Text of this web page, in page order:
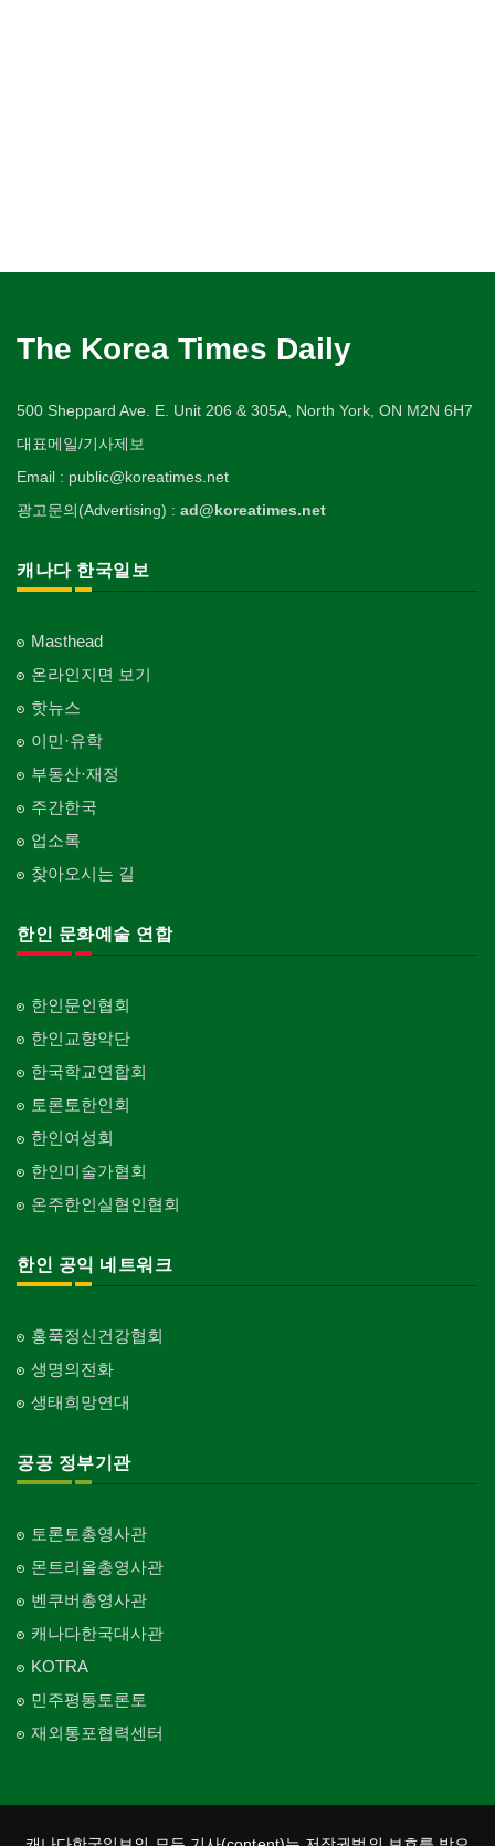
The Korea Times Daily
500 Sheppard Ave. E. Unit 206 & 305A, North York, ON M2N 6H7
대표메일/기사제보
Email : public@koreatimes.net
광고문의(Advertising) : ad@koreatimes.net
캐나다 한국일보
Masthead
온라인지면 보기
핫뉴스
이민·유학
부동산·재정
주간한국
업소록
찾아오시는 길
한인 문화예술 연합
한인문인협회
한인교향악단
한국학교연합회
토론토한인회
한인여성회
한인미술가협회
온주한인실협인협회
한인 공익 네트워크
홍푹정신건강협회
생명의전화
생태희망연대
공공 정부기관
토론토총영사관
몬트리올총영사관
벤쿠버총영사관
캐나다한국대사관
KOTRA
민주평통토론토
재외통포협력센터